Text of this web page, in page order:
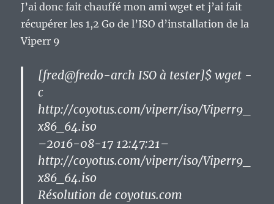
J’ai donc fait chauffé mon ami wget et j’ai fait
récupérer les 1,2 Go de l’ISO d’installation de la
Viperr 9
[fred@fredo-arch ISO à tester]$ wget -
c
http://coyotus.com/viperr/iso/Viperr9_
x86_64.iso
–2016-08-17 12:47:21–
http://coyotus.com/viperr/iso/Viperr9_
x86_64.iso
Résolution de coyotus.com